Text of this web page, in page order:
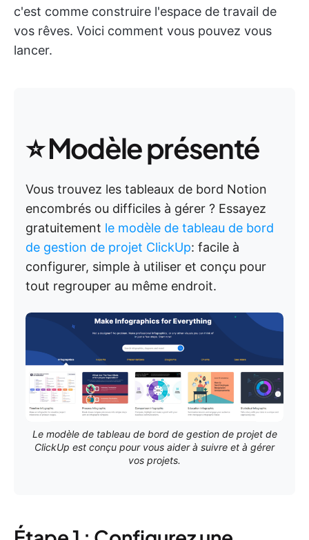
c'est comme construire l'espace de travail de
vos rêves. Voici comment vous pouvez vous
lancer.
⭐ Modèle présenté
Vous trouvez les tableaux de bord Notion
encombrés ou difficiles à gérer ? Essayez
gratuitement le modèle de tableau de bord
de gestion de projet ClickUp: facile à
configurer, simple à utiliser et conçu pour
tout regrouper au même endroit.
Le modèle de tableau de bord de gestion de projet de
ClickUp est conçu pour vous aider à suivre et à gérer
vos projets.